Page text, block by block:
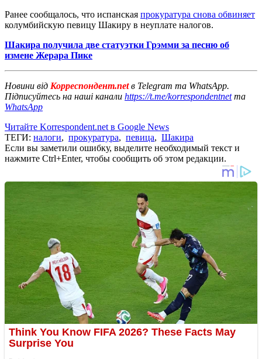
Ранее сообщалось, что испанская прокуратура снова обвиняет
колумбийскую певицу Шакиру в неуплате налогов.
Шакира получила две статуэтки Грэмми за песню об
измене Жерара Пике
Новини від Корреспондент.netв Telegram та WhatsApp.
Підписуйтесь на наші канали https://t.me/korrespondentnetта
WhatsApp
Читайте Korrespondent.net в Google News
ТЕГИ: налоги, прокуратура, певица, Шакира
Если вы заметили ошибку, выделите необходимый текст и
нажмите Ctrl+Enter, чтобы сообщить об этом редакции.